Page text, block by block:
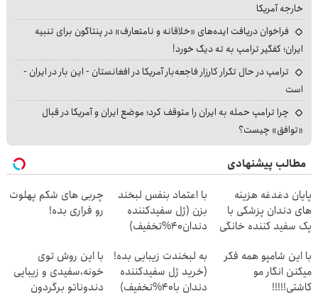
خارجه آمریکا
فراخوان دریافت ایده‌های «خلاقانه و نامتعارف» در پنتاگون برای تنبیه
ایران؛ کفگیر ترامپ به ته دیگ خورد!
ترامپ در حال تکرار کارزار فاجعه‌بار آمریکا در افغانستان - این بار در ایران -
است
چرا ترامپ حمله به ایران را متوقف کرد؛ موضع ایران و آمریکا در قبال
«توافق» چیست؟
مطالب پیشنهادی
پایان دغدغه هزینه
های دندان پزشکی با
پک سفید کننده خانگی
با اعتماد بنفس لبخند
بزن (ژل سفیدکننده
دندان40%تخفیف)
چربی های شکم پهلوت
رو فراری بده!
با این شامپو همه فکر
میکنن انگار مو
کاشتی!!!!!
به لبخندت زیبایی بده!
(خرید ژل سفیدکننده
دندان با40%تخفیف)
با این روش توی
خونه،سفیدی و زیبایی
دندوناتو برگردون